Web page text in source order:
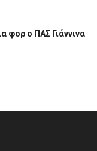
φορ ο ΠΑΣ Γιάννινα